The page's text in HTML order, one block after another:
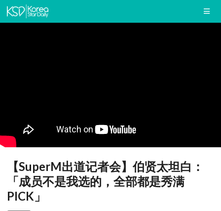
【SuperM出道记者会】伯贤太坦白：
「成员不是我选的，全部都是秀满
PICK」